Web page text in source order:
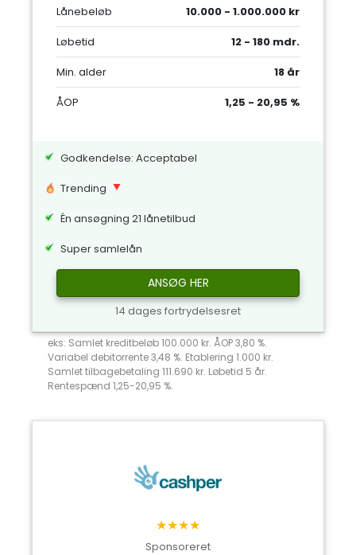
Lånebeløb
10.000 - 1.000.000 kr
Løbetid
12 - 180 mdr.
Min. alder
18 år
ÅOP
1,25 - 20,95 %
Godkendelse: Acceptabel
Trending
Én ansøgning 21 lånetilbud
Super samlelån
ANSØG HER
14 dages fortrydelsesret
eks: Samlet kreditbeløb 100.000 kr. ÅOP 3,80 %.
Variabel debitorrente 3,48 %. Etablering 1.000 kr.
Samlet tilbagebetaling 111.690 kr. Løbetid 5 år.
Rentespænd 1,25-20,95 %.
★★★★
Sponsoreret